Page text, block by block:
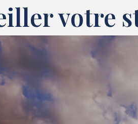
votre